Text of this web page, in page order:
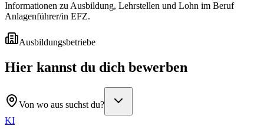
Informationen zu Ausbildung, Lehrstellen und Lohn im Beruf
Anlagenführer/in EFZ.
Ausbildungsbetriebe
Hier kannst du dich bewerben
Von wo aus suchst du?
KI